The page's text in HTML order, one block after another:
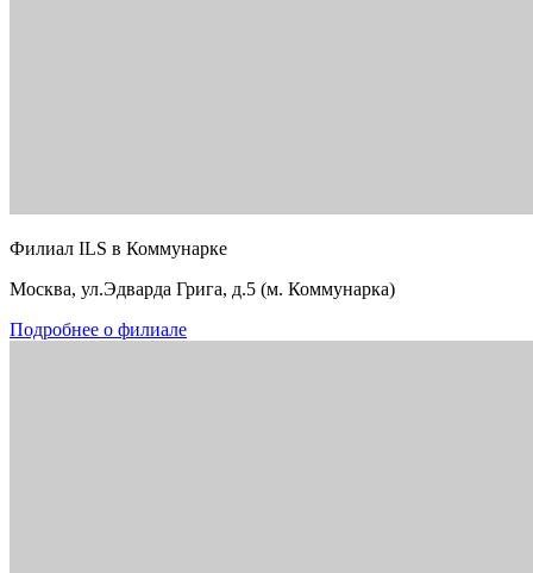
Филиал ILS в Коммунарке
Москва, ул.Эдварда Грига, д.5 (м. Коммунарка)
Подробнее о филиале